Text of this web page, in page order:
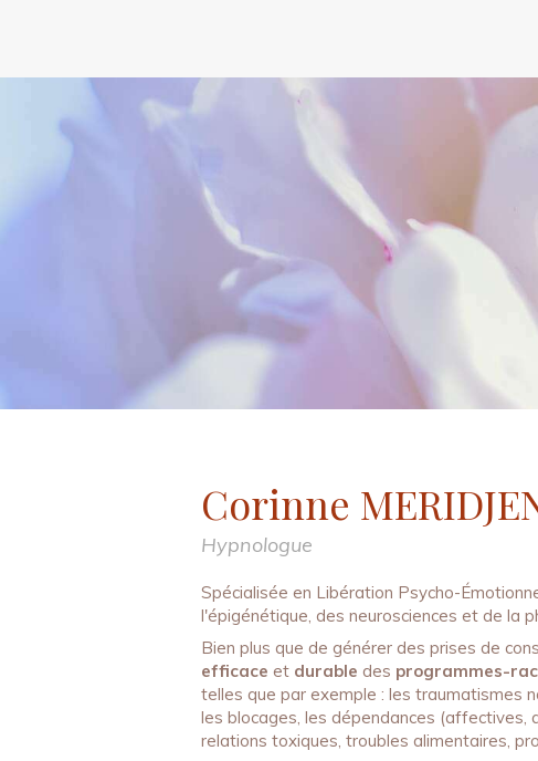
Corinne
Hypnologue
Spécialisée en Libération Psycho-
l'épigénétique, des neurosciences et de la
Bien plus que de générer des prises de
efficace et durable des programmes-
telles que par exemple : les traumatismes
les blocages, les dépendances (affectives,
relations toxiques, troubles alimentaires,